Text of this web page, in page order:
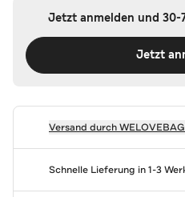
Jetzt anmelden und 30-
Jetzt
Versand durch
Schnelle Lieferung in 1-3